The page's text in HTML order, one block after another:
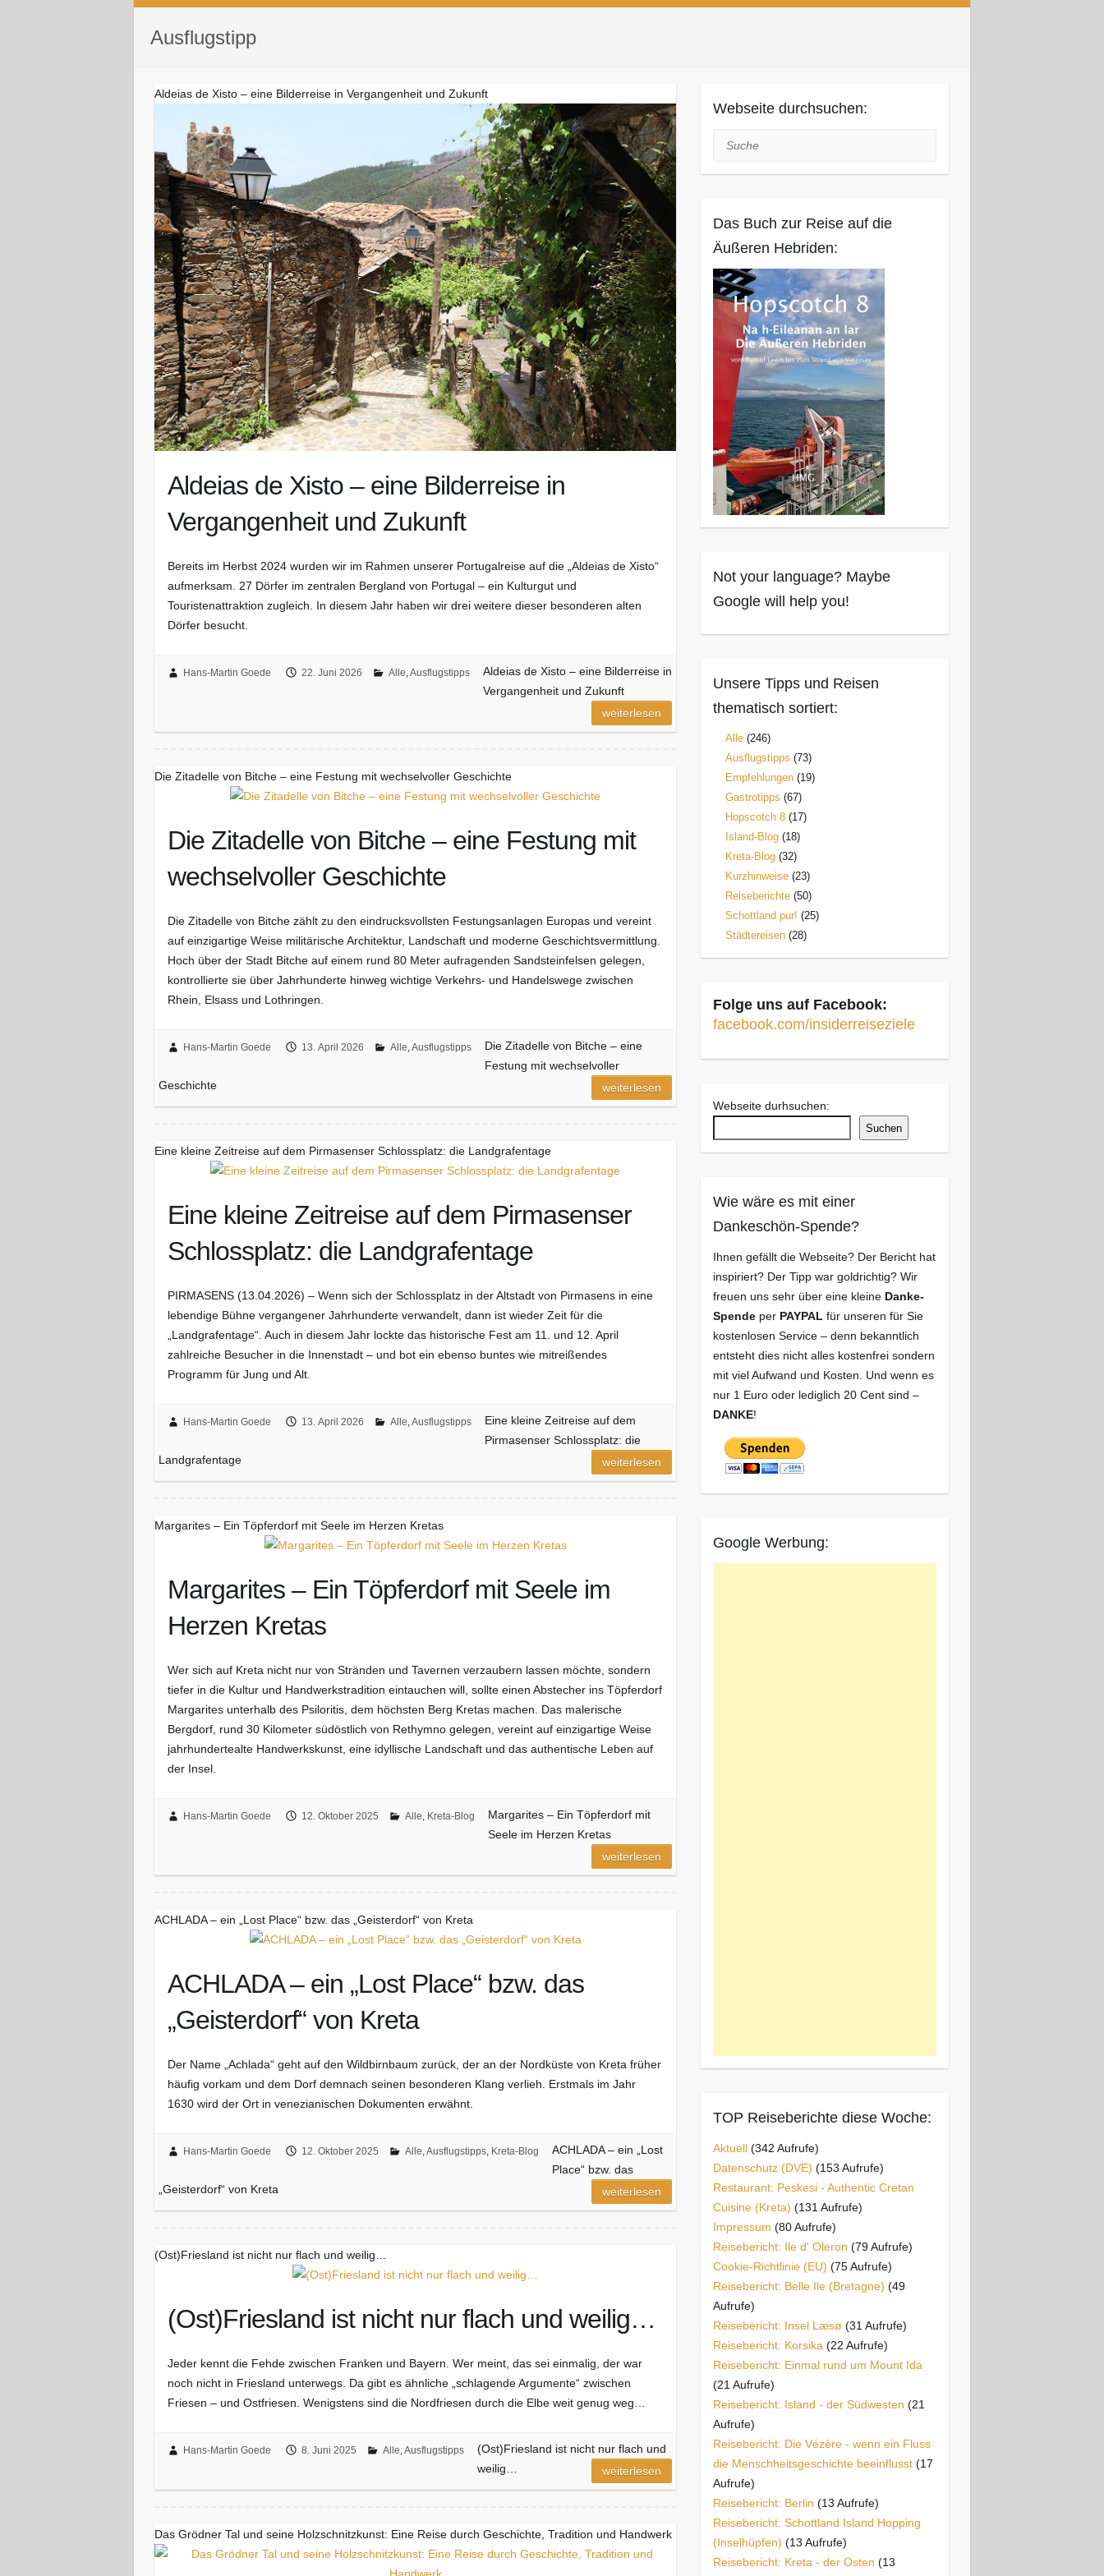
Ausflugstipp
Aldeias de Xisto – eine Bilderreise in Vergangenheit und Zukunft
Aldeias de Xisto – eine Bilderreise in
Vergangenheit und Zukunft
Bereits im Herbst 2024 wurden wir im Rahmen unserer Portugalreise auf die „Aldeias de Xisto“
aufmerksam. 27 Dörfer im zentralen Bergland von Portugal – ein Kulturgut und
Touristenattraktion zugleich. In diesem Jahr haben wir drei weitere dieser besonderen alten
Dörfer besucht.
Hans-Martin Goede 22. Juni 2026 Alle,Ausflugstipps
Aldeias de Xisto – eine Bilderreise in
Vergangenheit und Zukunft
weiterlesen
Die Zitadelle von Bitche – eine Festung mit wechselvoller Geschichte
Die Zitadelle von Bitche – eine Festung mit
wechselvoller Geschichte
Die Zitadelle von Bitche zählt zu den eindrucksvollsten Festungsanlagen Europas und vereint
auf einzigartige Weise militärische Architektur, Landschaft und moderne Geschichtsvermittlung.
Hoch über der Stadt Bitche auf einem rund 80 Meter aufragenden Sandsteinfelsen gelegen,
kontrollierte sie über Jahrhunderte hinweg wichtige Verkehrs- und Handelswege zwischen
Rhein, Elsass und Lothringen.
Hans-Martin Goede 13. April 2026 Alle,Ausflugstipps
Die Zitadelle von Bitche – eine
Festung mit wechselvoller
Geschichte
weiterlesen
Eine kleine Zeitreise auf dem Pirmasenser Schlossplatz: die Landgrafentage
Eine kleine Zeitreise auf dem Pirmasenser
Schlossplatz: die Landgrafentage
PIRMASENS (13.04.2026) – Wenn sich der Schlossplatz in der Altstadt von Pirmasens in eine
lebendige Bühne vergangener Jahrhunderte verwandelt, dann ist wieder Zeit für die
„Landgrafentage“. Auch in diesem Jahr lockte das historische Fest am 11. und 12. April
zahlreiche Besucher in die Innenstadt – und bot ein ebenso buntes wie mitreißendes
Programm für Jung und Alt.
Hans-Martin Goede 13. April 2026 Alle,Ausflugstipps
Eine kleine Zeitreise auf dem
Pirmasenser Schlossplatz: die
Landgrafentage
weiterlesen
Margarites – Ein Töpferdorf mit Seele im Herzen Kretas
Margarites – Ein Töpferdorf mit Seele im
Herzen Kretas
Wer sich auf Kreta nicht nur von Stränden und Tavernen verzaubern lassen möchte, sondern
tiefer in die Kultur und Handwerkstradition eintauchen will, sollte einen Abstecher ins Töpferdorf
Margarites unterhalb des Psiloritis, dem höchsten Berg Kretas machen. Das malerische
Bergdorf, rund 30 Kilometer südöstlich von Rethymno gelegen, vereint auf einzigartige Weise
jahrhundertealte Handwerkskunst, eine idyllische Landschaft und das authentische Leben auf
der Insel.
Hans-Martin Goede 12. Oktober 2025 Alle, Kreta-Blog
Margarites – Ein Töpferdorf mit
Seele im Herzen Kretas
weiterlesen
ACHLADA – ein „Lost Place“ bzw. das „Geisterdorf“ von Kreta
ACHLADA – ein „Lost Place“ bzw. das
„Geisterdorf“ von Kreta
Der Name „Achlada“ geht auf den Wildbirnbaum zurück, der an der Nordküste von Kreta früher
häufig vorkam und dem Dorf demnach seinen besonderen Klang verlieh. Erstmals im Jahr
1630 wird der Ort in venezianischen Dokumenten erwähnt.
Hans-Martin Goede 12. Oktober 2025 Alle,Ausflugstipps, Kreta-Blog
ACHLADA – ein „Lost
Place“ bzw. das
„Geisterdorf“ von Kreta
weiterlesen
(Ost)Friesland ist nicht nur flach und weilig…
(Ost)Friesland ist nicht nur flach und weilig…
Jeder kennt die Fehde zwischen Franken und Bayern. Wer meint, das sei einmalig, der war
noch nicht in Friesland unterwegs. Da gibt es ähnliche „schlagende Argumente“ zwischen
Friesen – und Ostfriesen. Wenigstens sind die Nordfriesen durch die Elbe weit genug weg…
Hans-Martin Goede 8. Juni 2025 Alle,Ausflugstipps
(Ost)Friesland ist nicht nur flach und
weilig…
weiterlesen
​Das Grödner Tal und seine Holzschnitzkunst: Eine Reise durch Geschichte, Tradition und Handwerk​
Webseite durchsuchen:
Suche
Das Buch zur Reise auf die
Äußeren Hebriden:
Not your language? Maybe
Google will help you!
Unsere Tipps und Reisen
thematisch sortiert:
Alle(246)
Ausflugstipps (73)
Empfehlungen(19)
Gastrotipps (67)
Hopscotch 8(17)
Island-Blog(18)
Kreta-Blog(32)
Kurzhinweise(23)
Reiseberichte(50)
Schottland pur! (25)
Städtereisen(28)
Folge uns auf Facebook:
facebook.com/insiderreiseziele
Webseite durhsuchen:
Suchen
Wie wäre es mit einer
Dankeschön-Spende?
Ihnen gefällt die Webseite? Der Bericht hat
inspiriert? Der Tipp war goldrichtig? Wir
freuen uns sehr über eine kleine Danke-
Spendeper PAYPAL für unseren für Sie
kostenlosen Service – denn bekanntlich
entsteht dies nicht alles kostenfrei sondern
mit viel Aufwand und Kosten. Und wenn es
nur 1 Euro oder lediglich 20 Cent sind –
DANKE!
Google Werbung:
TOP Reiseberichte diese Woche:
Aktuell (342 Aufrufe)
Datenschutz (DVE) (153 Aufrufe)
Restaurant: Peskesi - Authentic Cretan
Cuisine (Kreta) (131 Aufrufe)
Impressum (80 Aufrufe)
Reisebericht: Ile d' Oleron (79 Aufrufe)
Cookie-Richtlinie (EU) (75 Aufrufe)
Reisebericht: Belle Ile (Bretagne) (49
Aufrufe)
Reisebericht: Insel Læsø (31 Aufrufe)
Reisebericht: Korsika (22 Aufrufe)
Reisebericht: Einmal rund um Mount Ida
(21 Aufrufe)
Reisebericht: Island - der Südwesten (21
Aufrufe)
Reisebericht: Die Vézère - wenn ein Fluss
die Menschheitsgeschichte beeinflusst (17
Aufrufe)
Reisebericht: Berlin (13 Aufrufe)
Reisebericht: Schottland Island Hopping
(Inselhüpfen) (13 Aufrufe)
Reisebericht: Kreta - der Osten (13